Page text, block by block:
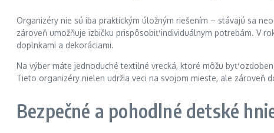
Organizéry nie sú iba praktickým úložným riešením – stávajú sa
zároveň umožňuje izbičku prispôsobiť individuálnym potrebám. V
doplnkami a dekoráciami.
Na výber máte jednoduché textilné vrecká, ktoré môžu byť
Tieto organizéry nielen udržia veci na svojom mieste, ale zároveň
Bezpečné a pohodlné detské